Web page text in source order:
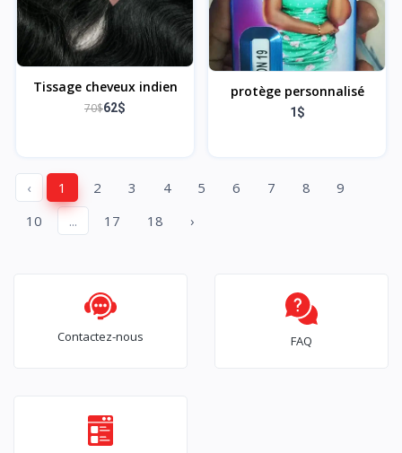
Tissage cheveux indien
70$62$
protège personnalisé
1$
‹ 1 2 3 4 5 6 7 8
9
10
... 17 18 ›
Contactez-nous FAQ